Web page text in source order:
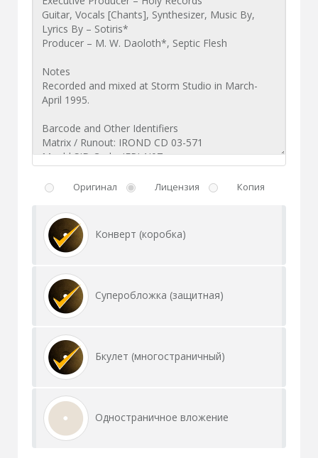
Оригинал Лицензия Копия
Конверт (коробка)
Суперобложка (защитная)
Бкулет (многостраничный)
Одностраничное вложение